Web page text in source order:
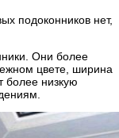
подоконников нет,
Они более
цвете, ширина
более низкую